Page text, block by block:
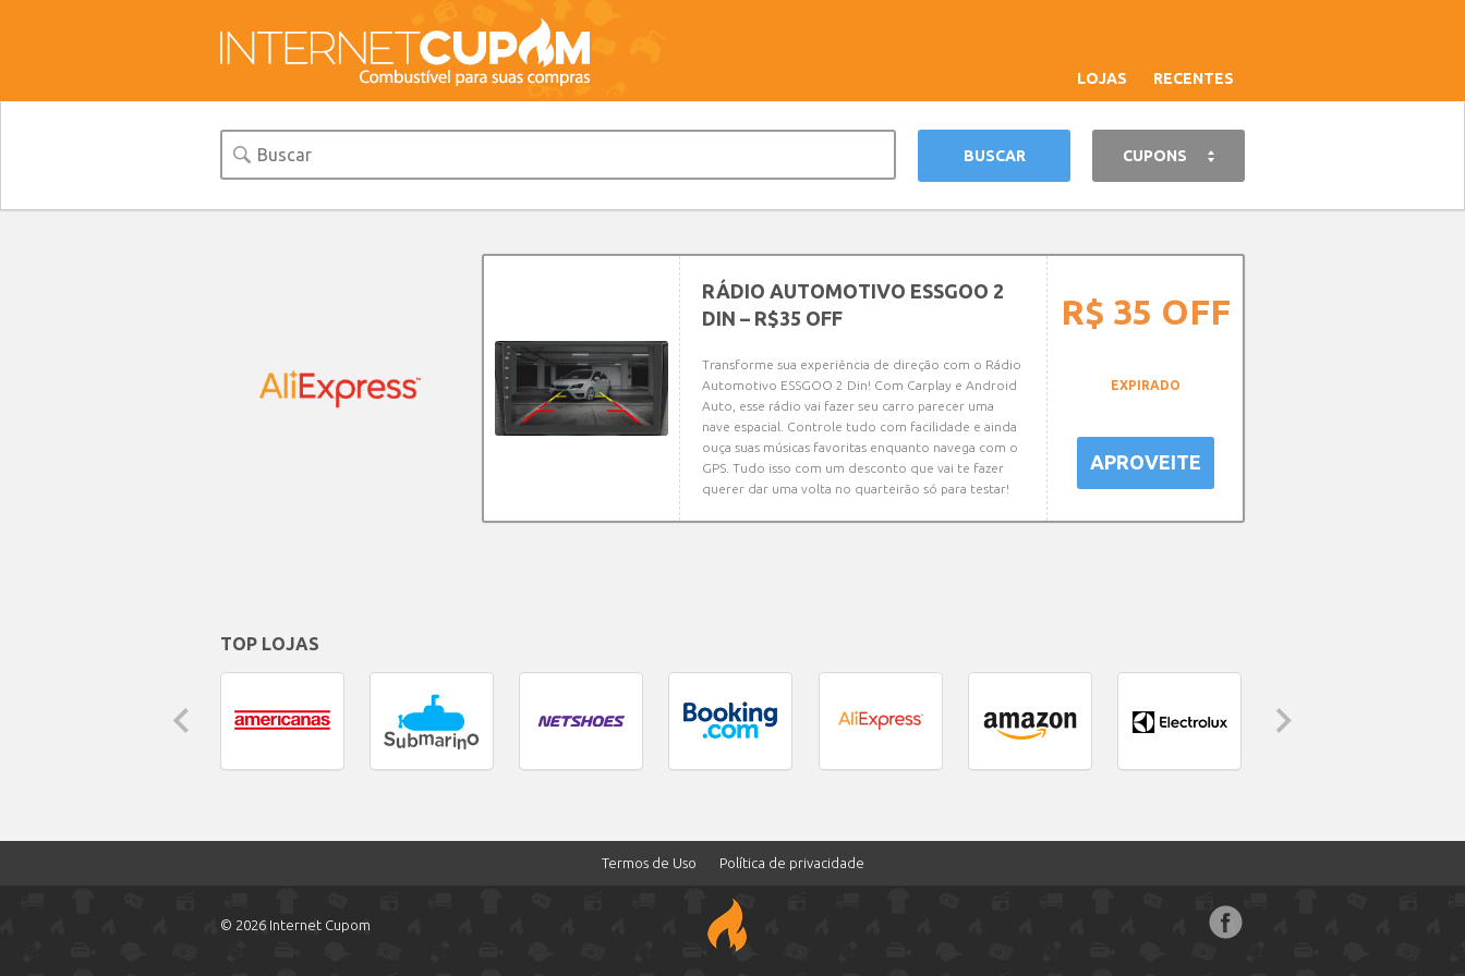
LOJAS RECENTES
CUPONS
RÁDIO AUTOMOTIVO ESSGOO 2
DIN – R$35 OFF
Transforme sua experiência de direção com o Rádio
Automotivo ESSGOO 2 Din! Com Carplay e Android
Auto, esse rádio vai fazer seu carro parecer uma
nave espacial. Controle tudo com facilidade e ainda
ouça suas músicas favoritas enquanto navega com o
GPS. Tudo isso com um desconto que vai te fazer
querer dar uma volta no quarteirão só para testar!
R$ 35 OFF
EXPIRADO
APROVEITE
TOP LOJAS
Termos de Uso Política de privacidade
© 2026 Internet Cupom